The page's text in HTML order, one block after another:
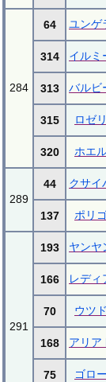
284
64 ユンゲ
314 イルミ
313 バルビ
315 ロゼ
320 ホエ
289
44 クサイ
137 ポリ
291
193 ヤンヤ
166 レディ
70 ウツ
168 アリア
75 ゴロ